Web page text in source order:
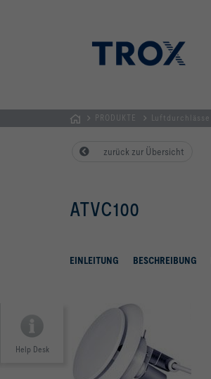
PRODUKTE Luftdurchlässe
zurück zur Übersicht
ATVC100
EINLEITUNG BESCHREIBUNG
Help Desk